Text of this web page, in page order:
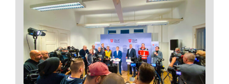
Impressum